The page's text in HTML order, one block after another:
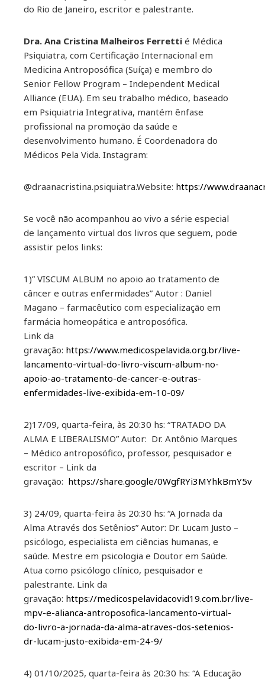
do Rio de Janeiro, escritor e palestrante.
Dra. Ana Cristina Malheiros Ferretti é Médica
Psiquiatra, com Certificação Internacional em
Medicina Antroposófica (Suíça) e membro do
Senior Fellow Program – Independent Medical
Alliance (EUA). Em seu trabalho médico, baseado
em Psiquiatria Integrativa, mantém ênfase
profissional na promoção da saúde e
desenvolvimento humano. É Coordenadora do
Médicos Pela Vida. Instagram:
@draanacristina.psiquiatra.Website: https://
Se você não acompanhou ao vivo a série especial
de lançamento virtual dos livros que seguem, pode
assistir pelos links:
1)” VISCUM ALBUM no apoio ao tratamento de
câncer e outras enfermidades” Autor : Daniel
Magano – farmacêutico com especialização em
farmácia homeopática e antroposófica.
Link da
gravação: https://www.medicospelavida.org.br/live-
lancamento-virtual-do-livro-viscum-album-no-
apoio-ao-tratamento-de-cancer-e-outras-
enfermidades-live-exibida-em-10-09/
2)17/09, quarta-feira, às 20:30 hs: “TRATADO DA
ALMA E LIBERALISMO” Autor: Dr. Antônio Marques
– Médico antroposófico, professor, pesquisador e
escritor – Link da
gravação: https://share.google/0WgfRYi3MYhkBmY5v
3) 24/09, quarta-feira às 20:30 hs: “A Jornada da
Alma Através dos Setênios” Autor: Dr. Lucam Justo –
psicólogo, especialista em ciências humanas, e
saúde. Mestre em psicologia e Doutor em Saúde.
Atua como psicólogo clínico, pesquisador e
palestrante. Link da
gravação: https://medicospelavidacovid19.com.br/live-
mpv-e-alianca-antroposofica-lancamento-virtual-
do-livro-a-jornada-da-alma-atraves-dos-setenios-
dr-lucam-justo-exibida-em-24-9/
4) 01/10/2025, quarta-feira às 20:30 hs: “A Educação